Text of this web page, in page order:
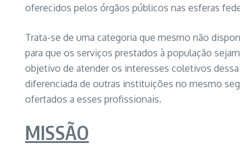
oferecidos pelos órgãos públicos nas esferas
Trata-se de uma categoria que mesmo não
para que os serviços prestados à população
objetivo de atender os interesses coletivos
diferenciada de outras instituições no mesmo
ofertados a esses profissionais.
MISSÃO